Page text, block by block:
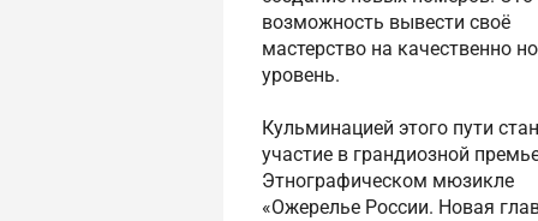
возможность вывести своё
мастерство на качественно
уровень.
Кульминацией этого пути
участие в грандиозной
Этнографическом мюзикле
«Ожерелье России. Новая